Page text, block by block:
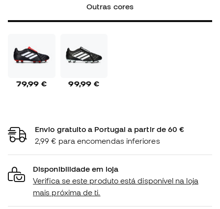
Outras cores
79,99 € 99,99 €
Envio gratuito a Portugal a partir de 60 €
2,99 € para encomendas inferiores
Disponibilidade em loja
Verifica se este produto está disponível na loja
mais próxima de ti.